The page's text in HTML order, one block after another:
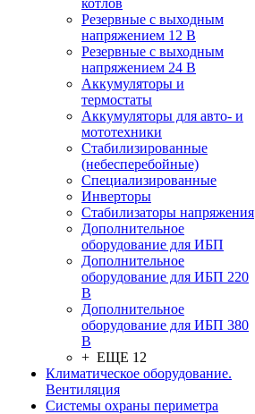
котлов
Резервные с выходным
напряжением 12 В
Резервные с выходным
напряжением 24 В
Аккумуляторы и
термостаты
Аккумуляторы для авто- и
мототехники
Стабилизированные
(небесперебойные)
Специализированные
Инверторы
Стабилизаторы напряжения
Дополнительное
оборудование для ИБП
Дополнительное
оборудование для ИБП 220
В
Дополнительное
оборудование для ИБП 380
В
+ ЕЩЕ 12
Климатическое оборудование.
Вентиляция
Системы охраны периметра